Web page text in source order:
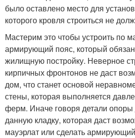
было оставлено место для
которого кровля строиться не
Мастерим это чтобы устроить по
армирующий пояс, который
жилищную постройку. Неверное
кирпичных фронтонов не даст
дом, что станет основой
стены, которая выполняется
ферм. Иначе говоря детали
данную кладку, которая даст
мауэрлат или сделать